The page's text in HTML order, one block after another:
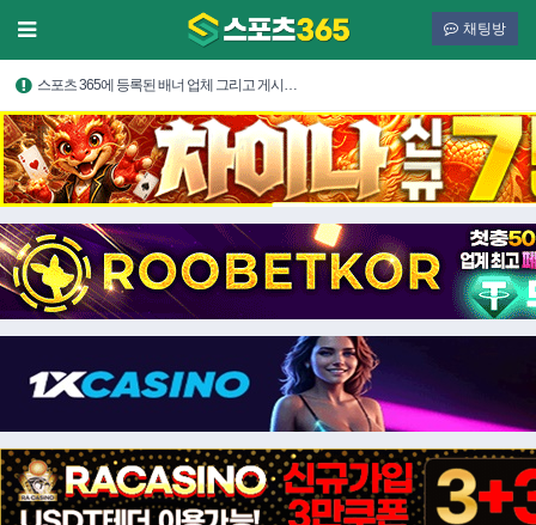
채팅방
스포츠 365에 등록된 배너 업체 그리고 게시…